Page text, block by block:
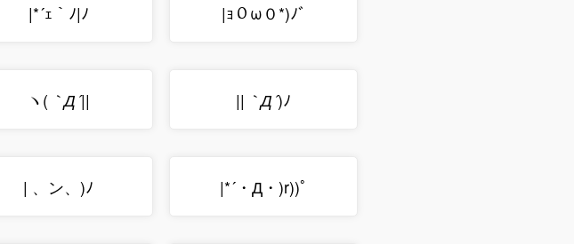
|*´ｪ｀ﾉ|ﾉ |ｮ０ω０*)ﾉﾞ
ヽ( ｀Д´|| || ｀Д´)ﾉ
| 、ン、)ﾉ |*´・Д・)r))ﾟ